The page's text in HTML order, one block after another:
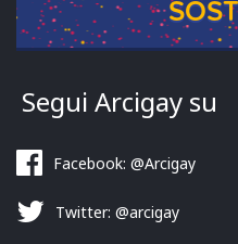
Segui Arcigay su
Facebook: @Arcigay
Twitter: @arcigay